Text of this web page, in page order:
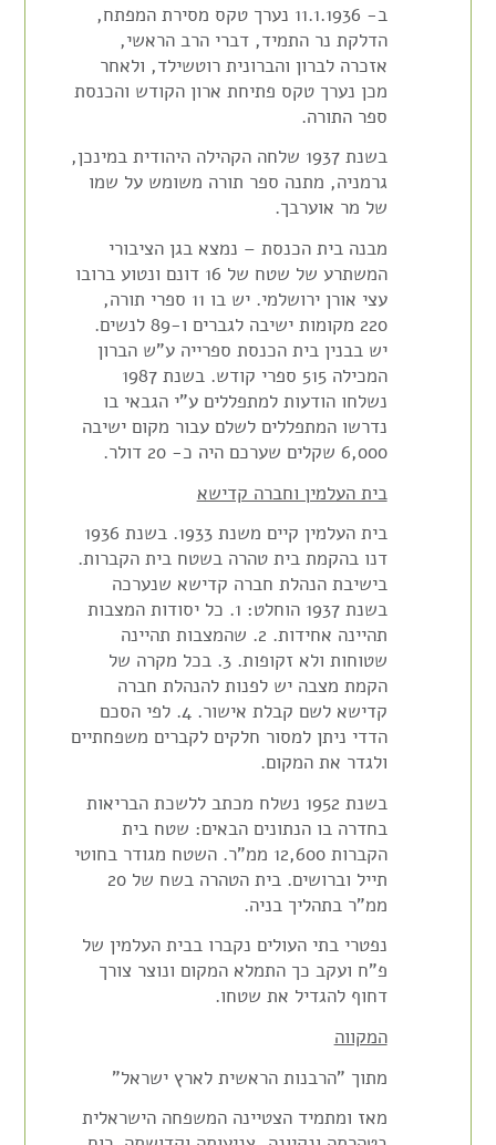
ב- 11.1.1936 נערך טקס מסירת המפתח,
הדלקת נר התמיד, דברי הרב הראשי,
אזכרה לברון והברונית רוטשילד, ולאחר
מכן נערך טקס פתיחת ארון הקודש והכנסת
ספר התורה.
בשנת 1937 שלחה הקהילה היהודית במינכן,
גרמניה, מתנה ספר תורה משומש על שמו
של מר אוערבך.
מבנה בית הכנסת – נמצא בגן הציבורי
המשתרע של שטח של 16 דונם ונטוע ברובו
עצי אורן ירושלמי. יש בו 11 ספרי תורה,
220 מקומות ישיבה לגברים ו-89 לנשים.
יש בבנין בית הכנסת ספרייה ע"ש הברון
המכילה 515 ספרי קודש. בשנת 1987
נשלחו הודעות למתפללים ע"י הגבאי בו
נדרשו המתפללים לשלם עבור מקום ישיבה
6,000 שקלים שערכם היה כ- 20 דולר.
בית העלמין וחברה קדישא
בית העלמין קיים משנת 1933. בשנת 1936
דנו בהקמת בית טהרה בשטח בית הקברות.
בישיבת הנהלת חברה קדישא שנערכה
בשנת 1937 הוחלט: 1. כל יסודות המצבות
תהיינה אחידות. 2. שהמצבות תהיינה
שטוחות ולא זקופות. 3. בכל מקרה של
הקמת מצבה יש לפנות להנהלת חברה
קדישא לשם קבלת אישור. 4. לפי הסכם
הדדי ניתן למסור חלקים לקברים משפחתיים
ולגדר את המקום.
בשנת 1952 נשלח מכתב ללשכת הבריאות
בחדרה בו הנתונים הבאים: שטח בית
הקברות 12,600 ממ"ר. השטח מגודר בחוטי
תייל וברושים. בית הטהרה בשח של 20
ממ"ר בתהליך בניה.
נפטרי בתי העולים נקברו בבית העלמין של
פ"ח ועקב כך התמלא המקום ונוצר צורך
דחוף להגדיל את שטחו.
המקווה
מתוך "הרבנות הראשית לארץ ישראל"
מאז ומתמיד הצטיינה המשפחה הישראלית